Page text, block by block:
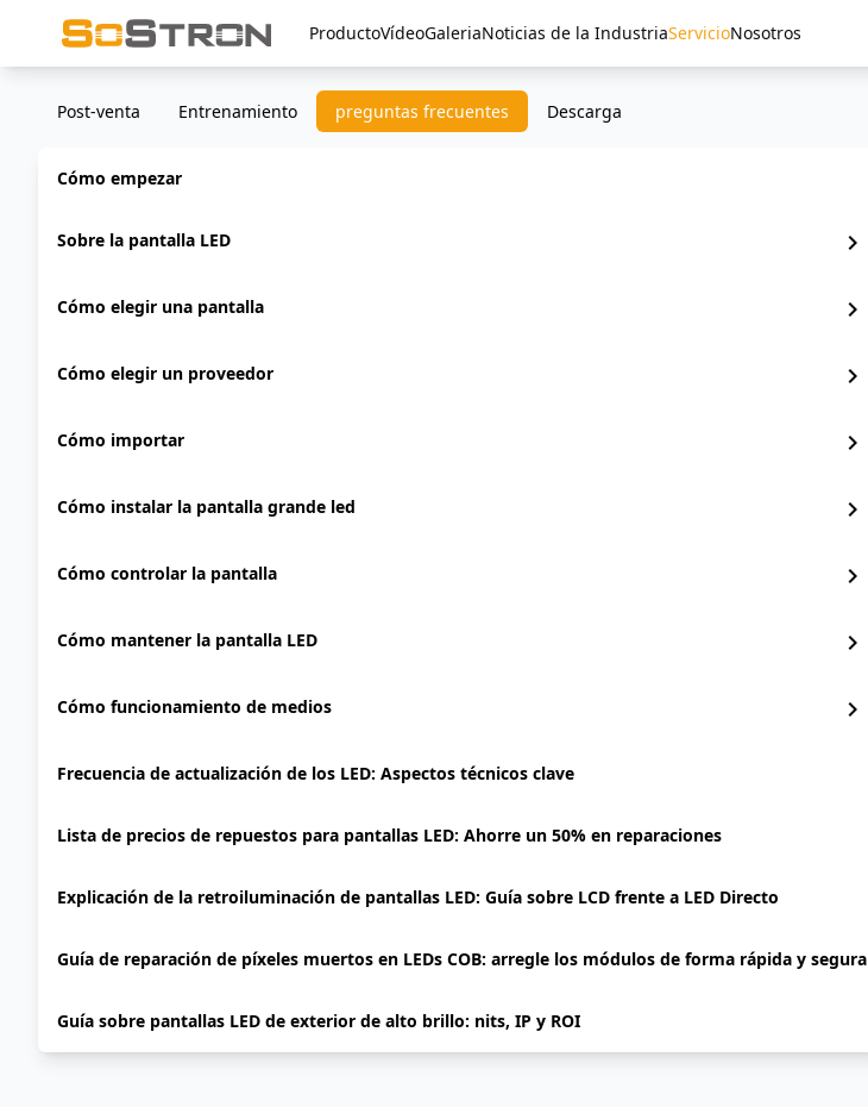
ProductoVídeoGaleriaNoticias de la IndustriaServicioNosotros
Post-venta Entrenamiento preguntas frecuentes Descarga
Cómo empezar
Sobre la pantalla LED chevron_right
Cómo elegir una pantalla chevron_right
Cómo elegir un proveedor chevron_right
Cómo importar chevron_right
Cómo instalar la pantalla grande led chevron_right
Cómo controlar la pantalla chevron_right
Cómo mantener la pantalla LED chevron_right
Cómo funcionamiento de medios chevron_right
Frecuencia de actualización de los LED: Aspectos técnicos clave
Lista de precios de repuestos para pantallas LED: Ahorre un 50% en reparaciones
Explicación de la retroiluminación de pantallas LED: Guía sobre LCD frente a LED Directo
Guía de reparación de píxeles muertos en LEDs COB: arregle los módulos de forma rápida y segura
Guía sobre pantallas LED de exterior de alto brillo: nits, IP y ROI